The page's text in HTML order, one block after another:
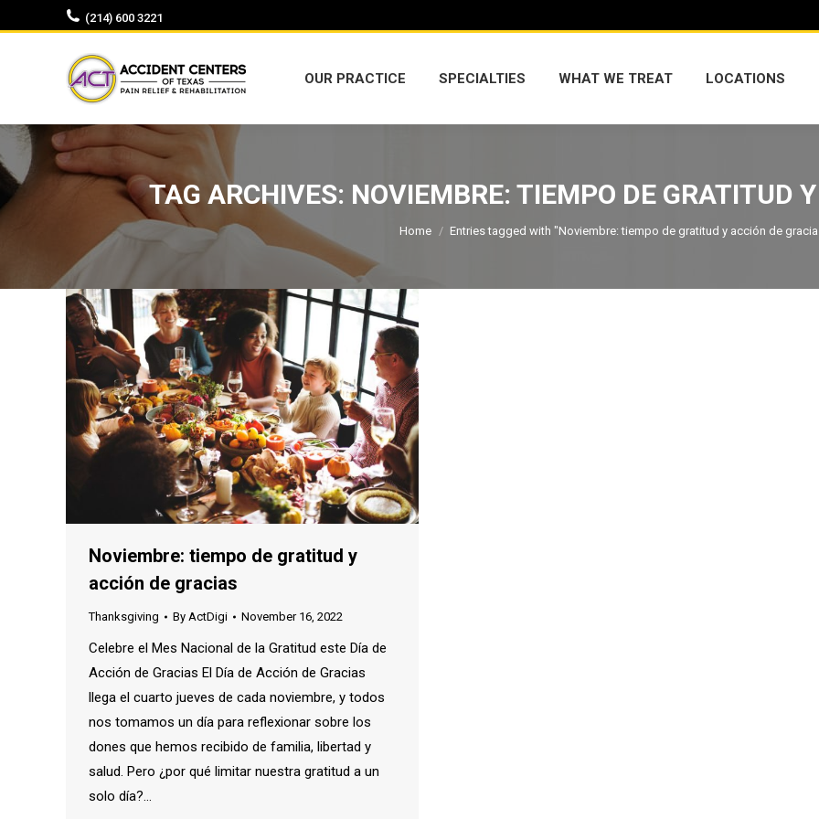
(214) 600 3221
OUR PRACTICE SPECIALTIES WHAT WE TREAT LOCATIONS
TAG ARCHIVES: NOVIEMBRE: TIEMPO DE GRATITUD
You are here:
Home Entries tagged with "Noviembre: tiempo de gratitud y acción de
Noviembre: tiempo de gratitud y
acción de gracias
Thanksgiving By ActDigi November 16, 2022
Celebre el Mes Nacional de la Gratitud este Día de
Acción de Gracias El Día de Acción de Gracias
llega el cuarto jueves de cada noviembre, y todos
nos tomamos un día para reflexionar sobre los
dones que hemos recibido de familia, libertad y
salud. Pero ¿por qué limitar nuestra gratitud a un
solo día?…
OUR PRACTICE SPECIALTIES WHAT WE TREAT LOCATIONS